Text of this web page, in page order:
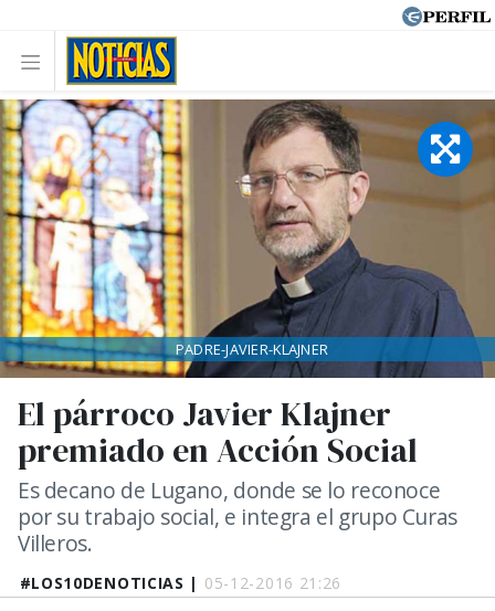
#LOS10DENOTICIAS | 05-12-2016 21:26
El párroco Javier Klajner
premiado en Acción Social
Es decano de Lugano, donde se lo reconoce
por su trabajo social, e integra el grupo Curas
Villeros.
PADRE-JAVIER-KLAJNER